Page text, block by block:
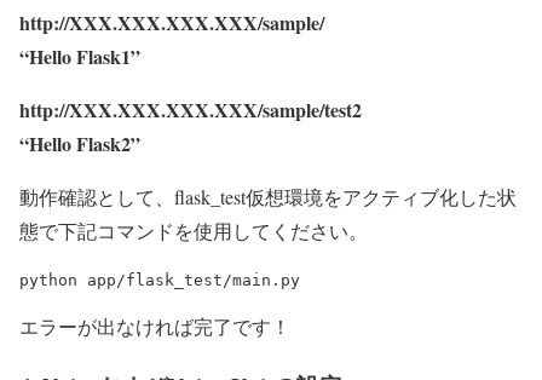
http://XXX.XXX.XXX.XXX/sample/
“Hello Flask1”
http://XXX.XXX.XXX.XXX/sample/test2
“Hello Flask2”
動作確認として、flask_test仮想環境をアクティブ化した状
態で下記コマンドを使用してください。
エラーが出なければ完了です！